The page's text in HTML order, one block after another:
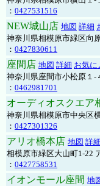
： 0427531516
NEW城山店 地図 詳細
神奈川県相模原市緑区向
： 0427830611
座間店 地図 詳細 お気に
神奈川県座間市小松原１-
： 0462981701
オーディオスクエア
神奈川県相模原市中央区
： 0427301326
アリオ橋本店 地図 詳細
相模原市緑区大山町1-22
： 0427758531
イオンモール座間 地